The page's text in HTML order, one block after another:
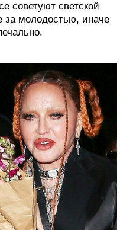
советуют светской
за молодостью, иначе